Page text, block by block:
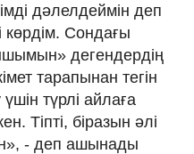
дәлелдеймін деп
көрдім. Сондағы
дегендердің
тарапынан тегін
түрлі айлаға
Тіпті, біразын әлі
- деп ашынады